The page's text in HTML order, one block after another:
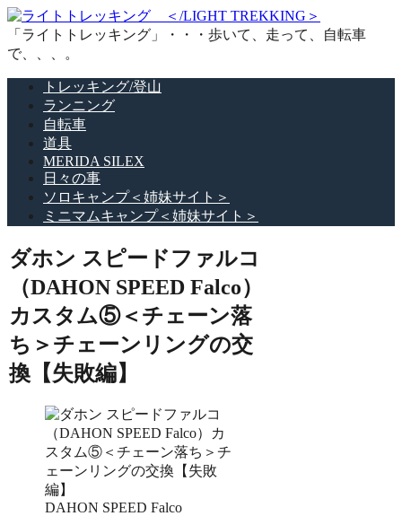
「ライトトレッキング」・・・歩いて、走って、自転車
で、、、。
トレッキング/登山
ランニング
自転車
道具
MERIDA SILEX
日々の事
ソロキャンプ＜姉妹サイト＞
ミニマムキャンプ＜姉妹サイト＞
ダホン スピードファルコ
（DAHON SPEED Falco）
カスタム⑤＜チェーン落
ち＞チェーンリングの交
換【失敗編】
DAHON SPEED Falco